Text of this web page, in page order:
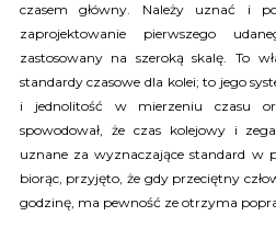
czasem główny. Należy uznać i
zaprojektowanie pierwszego
zastosowany na szeroką skalę. To
standardy czasowe dla kolei; to jego
i jednolitość w mierzeniu czasu
spowodował, że czas kolejowy i
uznane za wyznaczające standard w
biorąc, przyjęto, że gdy przeciętny
godzinę, ma pewność ze otrzyma